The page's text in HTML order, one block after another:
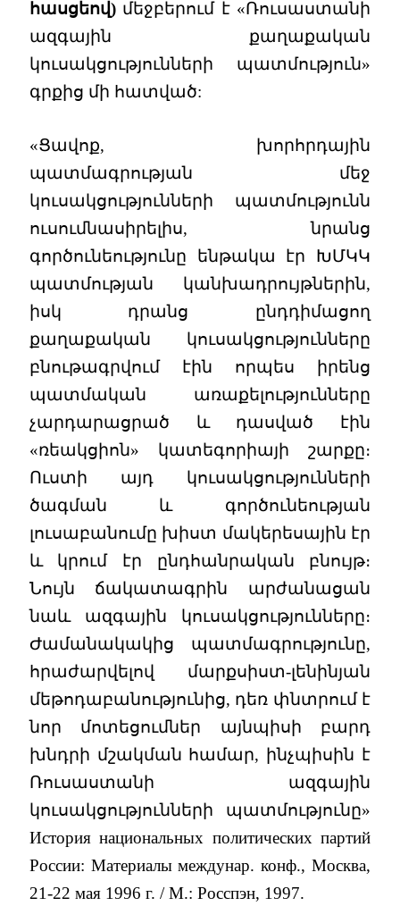
հասցեով)մեջբերում է «Ռուսաստանի
ազգային քաղաքական
կուսակցությունների պատմություն»
գրքից մի հատված:
«Ցավոք, խորհրդային
պատմագրության մեջ
կուսակցությունների պատմությունն
ուսումնասիրելիս, նրանց
գործունեությունը ենթակա էր ԽՄԿԿ
պատմության կանխադրույթներին,
իսկ դրանց ընդդիմացող
քաղաքական կուսակցությունները
բնութագրվում էին որպես իրենց
պատմական առաքելությունները
չարդարացրած և դասված էին
«ռեակցիոն» կատեգորիայի շարքը։
Ուստի այդ կուսակցությունների
ծագման և գործունեության
լուսաբանումը խիստ մակերեսային էր
և կրում էր ընդհանրական բնույթ։
Նույն ճակատագրին արժանացան
նաև ազգային կուսակցությունները։
Ժամանակակից պատմագրությունը,
հրաժարվելով մարքսիստ-լենինյան
մեթոդաբանությունից, դեռ փնտրում է
նոր մոտեցումներ այնպիսի բարդ
խնդրի մշակման համար, ինչպիսին է
Ռուսաստանի ազգային
կուսակցությունների պատմությունը»
История национальных политических партий
России: Материалы междунар. конф., Москва,
21-22 мая 1996 г. / М.: Росспэн, 1997.